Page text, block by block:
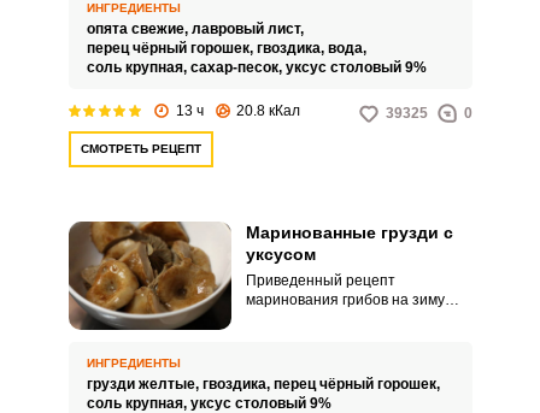
сможете приготовить
аппетитные опята, которые
будут радовать вас своим вкусом
в холодное время года.
ИНГРЕДИЕНТЫ
опята свежие, лавровый лист,
перец чёрный горошек, гвоздика, вода,
соль крупная, сахар-песок, уксус столовый 9%
13 ч 20.8 кКал 39325 0
СМОТРЕТЬ РЕЦЕПТ
Маринованные грузди с
уксусом
Приведенный рецепт
маринования грибов на зиму
всю зиму, поэтому, в урожайный
год можно заготовить пару
ИНГРЕДИЕНТЫ
грузди желтые, гвоздика, перец чёрный горошек,
соль крупная, уксус столовый 9%